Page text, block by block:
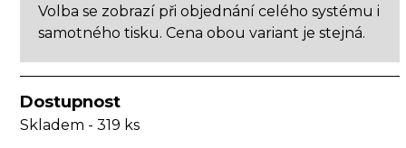
Volba se zobrazí při objednání celého systému i
samotného tisku. Cena obou variant je stejná.
Dostupnost
Skladem - 319 ks